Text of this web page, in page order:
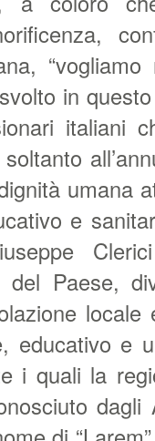
in
italiani
umana
e
del Paese,
locale
educativo e
i quali la
dagli